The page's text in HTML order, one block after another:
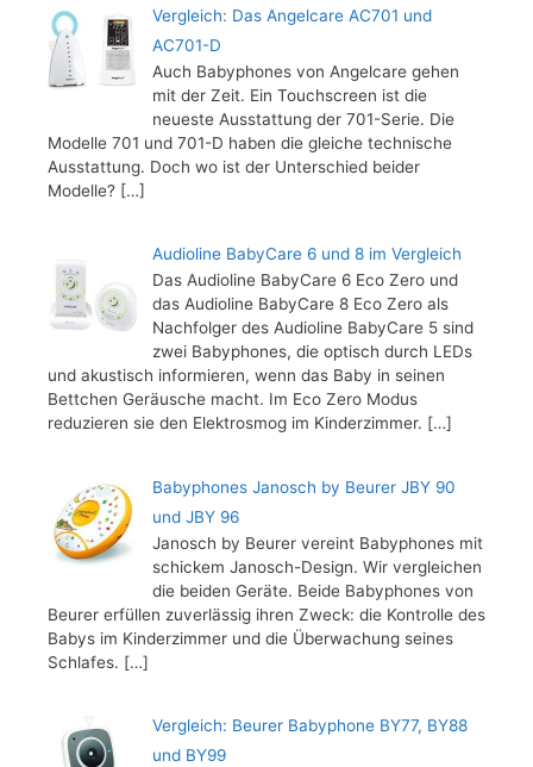
Vergleich: Das Angelcare AC701 und
AC701-D
Auch Babyphones von Angelcare gehen
mit der Zeit. Ein Touchscreen ist die
neueste Ausstattung der 701-Serie. Die
Modelle 701 und 701-D haben die gleiche technische
Ausstattung. Doch wo ist der Unterschied beider
Modelle? […]
Audioline BabyCare 6 und 8 im Vergleich
Das Audioline BabyCare 6 Eco Zero und
das Audioline BabyCare 8 Eco Zero als
Nachfolger des Audioline BabyCare 5 sind
zwei Babyphones, die optisch durch LEDs
und akustisch informieren, wenn das Baby in seinen
Bettchen Geräusche macht. Im Eco Zero Modus
reduzieren sie den Elektrosmog im Kinderzimmer. […]
Babyphones Janosch by Beurer JBY 90
und JBY 96
Janosch by Beurer vereint Babyphones mit
schickem Janosch-Design. Wir vergleichen
die beiden Geräte. Beide Babyphones von
Beurer erfüllen zuverlässig ihren Zweck: die Kontrolle des
Babys im Kinderzimmer und die Überwachung seines
Schlafes. […]
Vergleich: Beurer Babyphone BY77, BY88
und BY99